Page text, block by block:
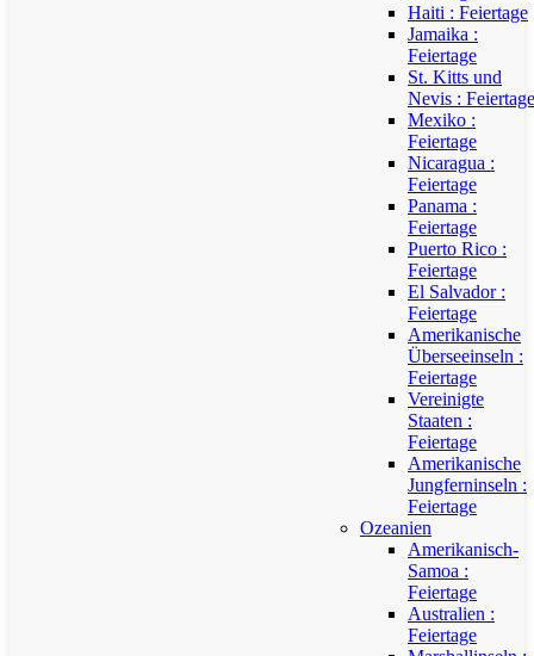
Haiti : Feiertage
Jamaika :
Feiertage
St. Kitts und
Nevis : Feiertage
Mexiko :
Feiertage
Nicaragua :
Feiertage
Panama :
Feiertage
Puerto Rico :
Feiertage
El Salvador :
Feiertage
Amerikanische
Überseeinseln :
Feiertage
Vereinigte
Staaten :
Feiertage
Amerikanische
Jungferninseln :
Feiertage
Ozeanien
Amerikanisch-
Samoa :
Feiertage
Australien :
Feiertage